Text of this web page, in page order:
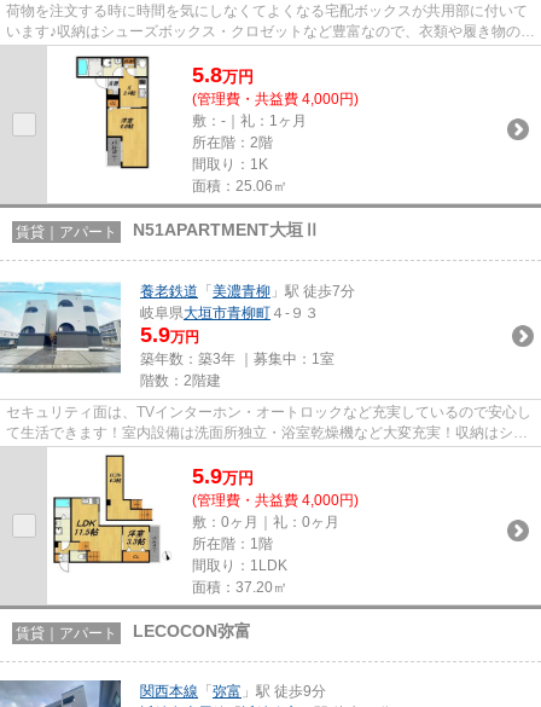
荷物を注文する時に時間を気にしなくてよくなる宅配ボックスが共用部に付いて
います♪収納はシューズボックス・クロゼットなど豊富なので、衣類や履き物の整
理がしやすく便利です♪室内...
5.8万円
(管理費・共益費 4,000円)
敷：-｜礼：1ヶ月
所在階：2階
間取り：1K
面積：25.06㎡
賃貸｜アパート N51APARTMENT大垣Ⅱ
養老鉄道 「 美濃青柳 」駅 徒歩7分
岐阜県大垣市青柳町 ４-９３
5.9万円
築年数：築3年 ｜募集中： 1室
階数：2階建
セキュリティ面は、TVインターホン・オートロックなど充実しているので安心し
て生活できます！室内設備は洗面所独立・浴室乾燥機など大変充実！収納はシュ
ーズボックス・クロゼットな...
5.9万円
(管理費・共益費 4,000円)
敷：0ヶ月｜礼：0ヶ月
所在階：1階
間取り：1LDK
面積：37.20㎡
賃貸｜アパート LECOCON弥富
関西本線 「 弥富 」駅 徒歩9分